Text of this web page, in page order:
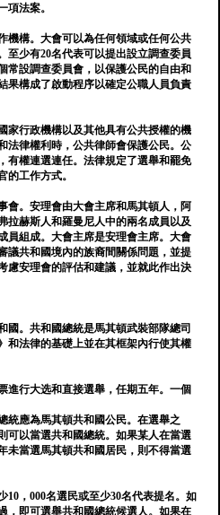
項法案。
機構。大會可以為任何領域或任何公共
至少有20名代表可以提出設立調查委員
常設調查委員會，以保護公民的自由和
果構成了啟動程序以確定公職人員負責
家行政機構以及其他具有公共授權的機
法律權利時，公共律師會保護公民。公
有權連選連任。法律規定了選舉和罷免
的工作方式。
會。安理會由大會主席和馬其頓人，阿
拉赫斯人和羅曼尼人中的兩名成員以及
員組成。大會主席是安理會主席。大會
議共和國境內的族裔間關係問題，並提
慮安理會的評估和建議，並就此作出決
國。共和國總統是馬其頓武裝部隊總司
和法律的基礎上並在其框架內行使其權
進行大选和直接選舉，任期五年。一個
統應為馬其頓共和國公民。在選舉之
可以當選共和國總統。如果某人在當選
未當選馬其頓共和國居民，則不得當選
10，000名選民或至少30名代表提名。如
，即可選舉共和國總統候選人。如果在